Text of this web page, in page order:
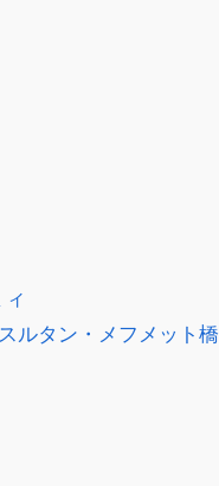
ルタン・メフメット橋